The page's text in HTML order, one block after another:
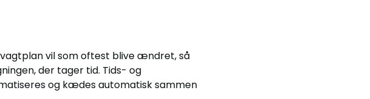
vil som oftest blive ændret, så
der tager tid. Tids- og
og kædes automatisk sammen